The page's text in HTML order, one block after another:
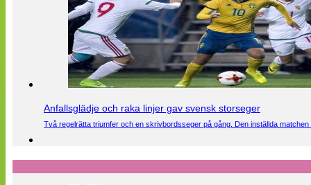
Anfallsglädje och raka linjer gav svensk storseger
Två regelrätta triumfer och en skrivbordsseger på gång. Den inställda